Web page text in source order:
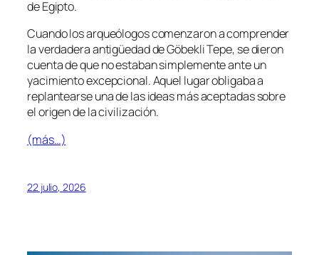
de Egipto.
Cuando los arqueólogos comenzaron a comprender
la verdadera antigüedad de Göbekli Tepe, se dieron
cuenta de que no estaban simplemente ante un
yacimiento excepcional. Aquel lugar obligaba a
replantearse una de las ideas más aceptadas sobre
el origen de la civilización.
(más…)
22 julio, 2026